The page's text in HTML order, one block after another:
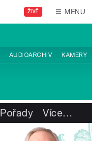
ŽIVĚ MENU
AUDIOARCHIV KAMERY
Pořady Více…